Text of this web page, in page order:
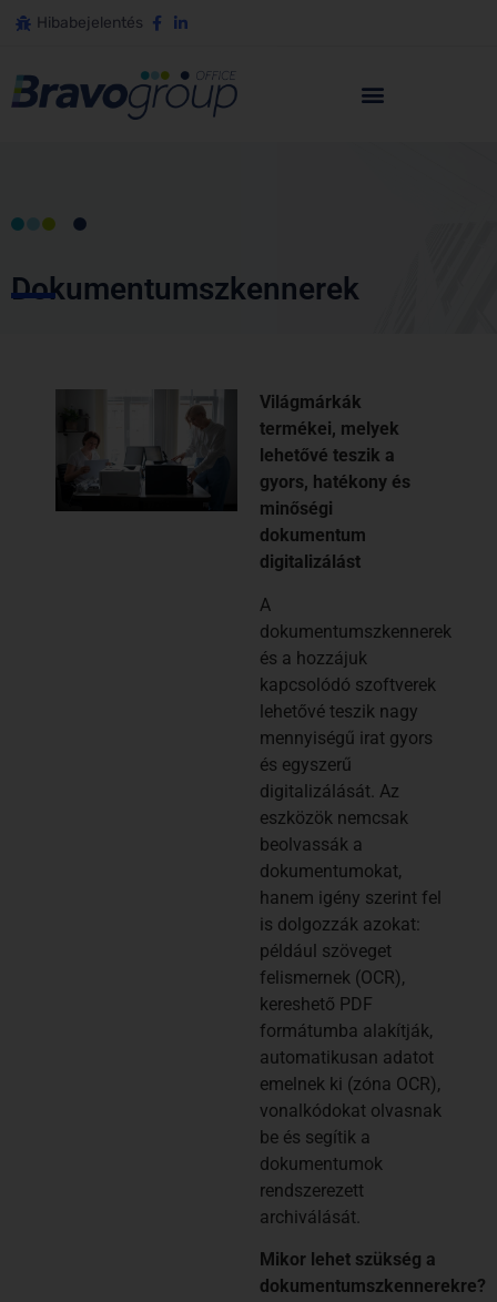
Hibabejelentés
Dokumentumszkennerek
Világmárkák
termékei, melyek
lehetővé teszik a
gyors, hatékony és
minőségi
dokumentum
digitalizálást
A
dokumentumszkennerek
és a hozzájuk
kapcsolódó szoftverek
lehetővé teszik nagy
mennyiségű irat gyors
és egyszerű
digitalizálását. Az
eszközök nemcsak
beolvassák a
dokumentumokat,
hanem igény szerint fel
is dolgozzák azokat:
például szöveget
felismernek (OCR),
kereshető PDF
formátumba alakítják,
automatikusan adatot
emelnek ki (zóna OCR),
vonalkódokat olvasnak
be és segítik a
dokumentumok
rendszerezett
archiválását.
Mikor lehet szükség a
dokumentumszkennerekre?